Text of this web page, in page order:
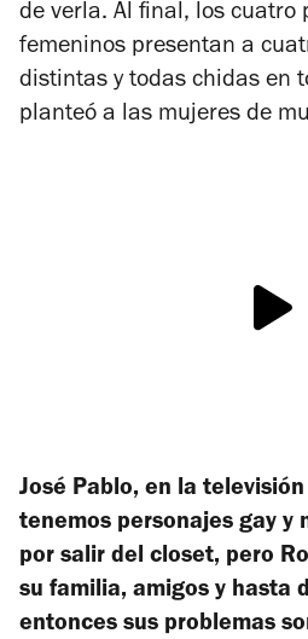
de verla. Al final, los cuatro
femeninos presentan a
distintas y todas chidas en
planteó a las mujeres de
José Pablo, en la
tenemos personajes gay y
por salir del closet, pero
su familia, amigos y hasta
entonces sus problemas